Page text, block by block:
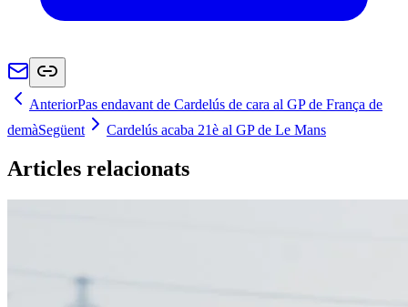
AnteriorPas endavant de Cardelús de cara al GP de França de
demàSegüent Cardelús acaba 21è al GP de Le Mans
Articles relacionats